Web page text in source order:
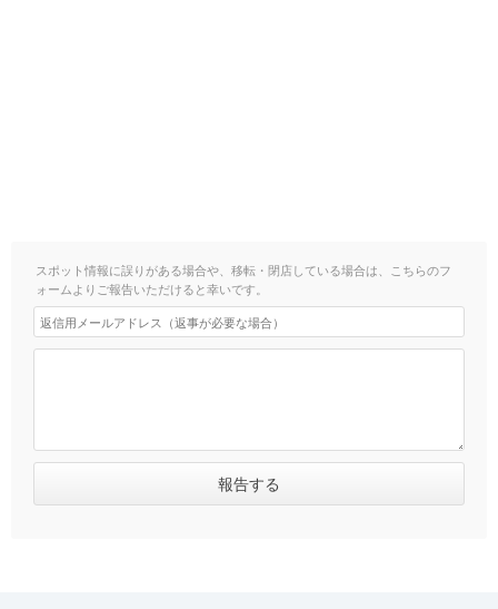
スポット情報に誤りがある場合や、移転・閉店している場合は、こちらのフ
ォームよりご報告いただけると幸いです。